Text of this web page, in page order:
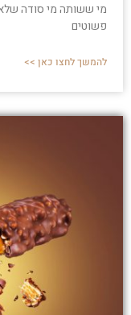
מי ששותה מי סודה
פשוטים
להמשך לחצו כאן >>